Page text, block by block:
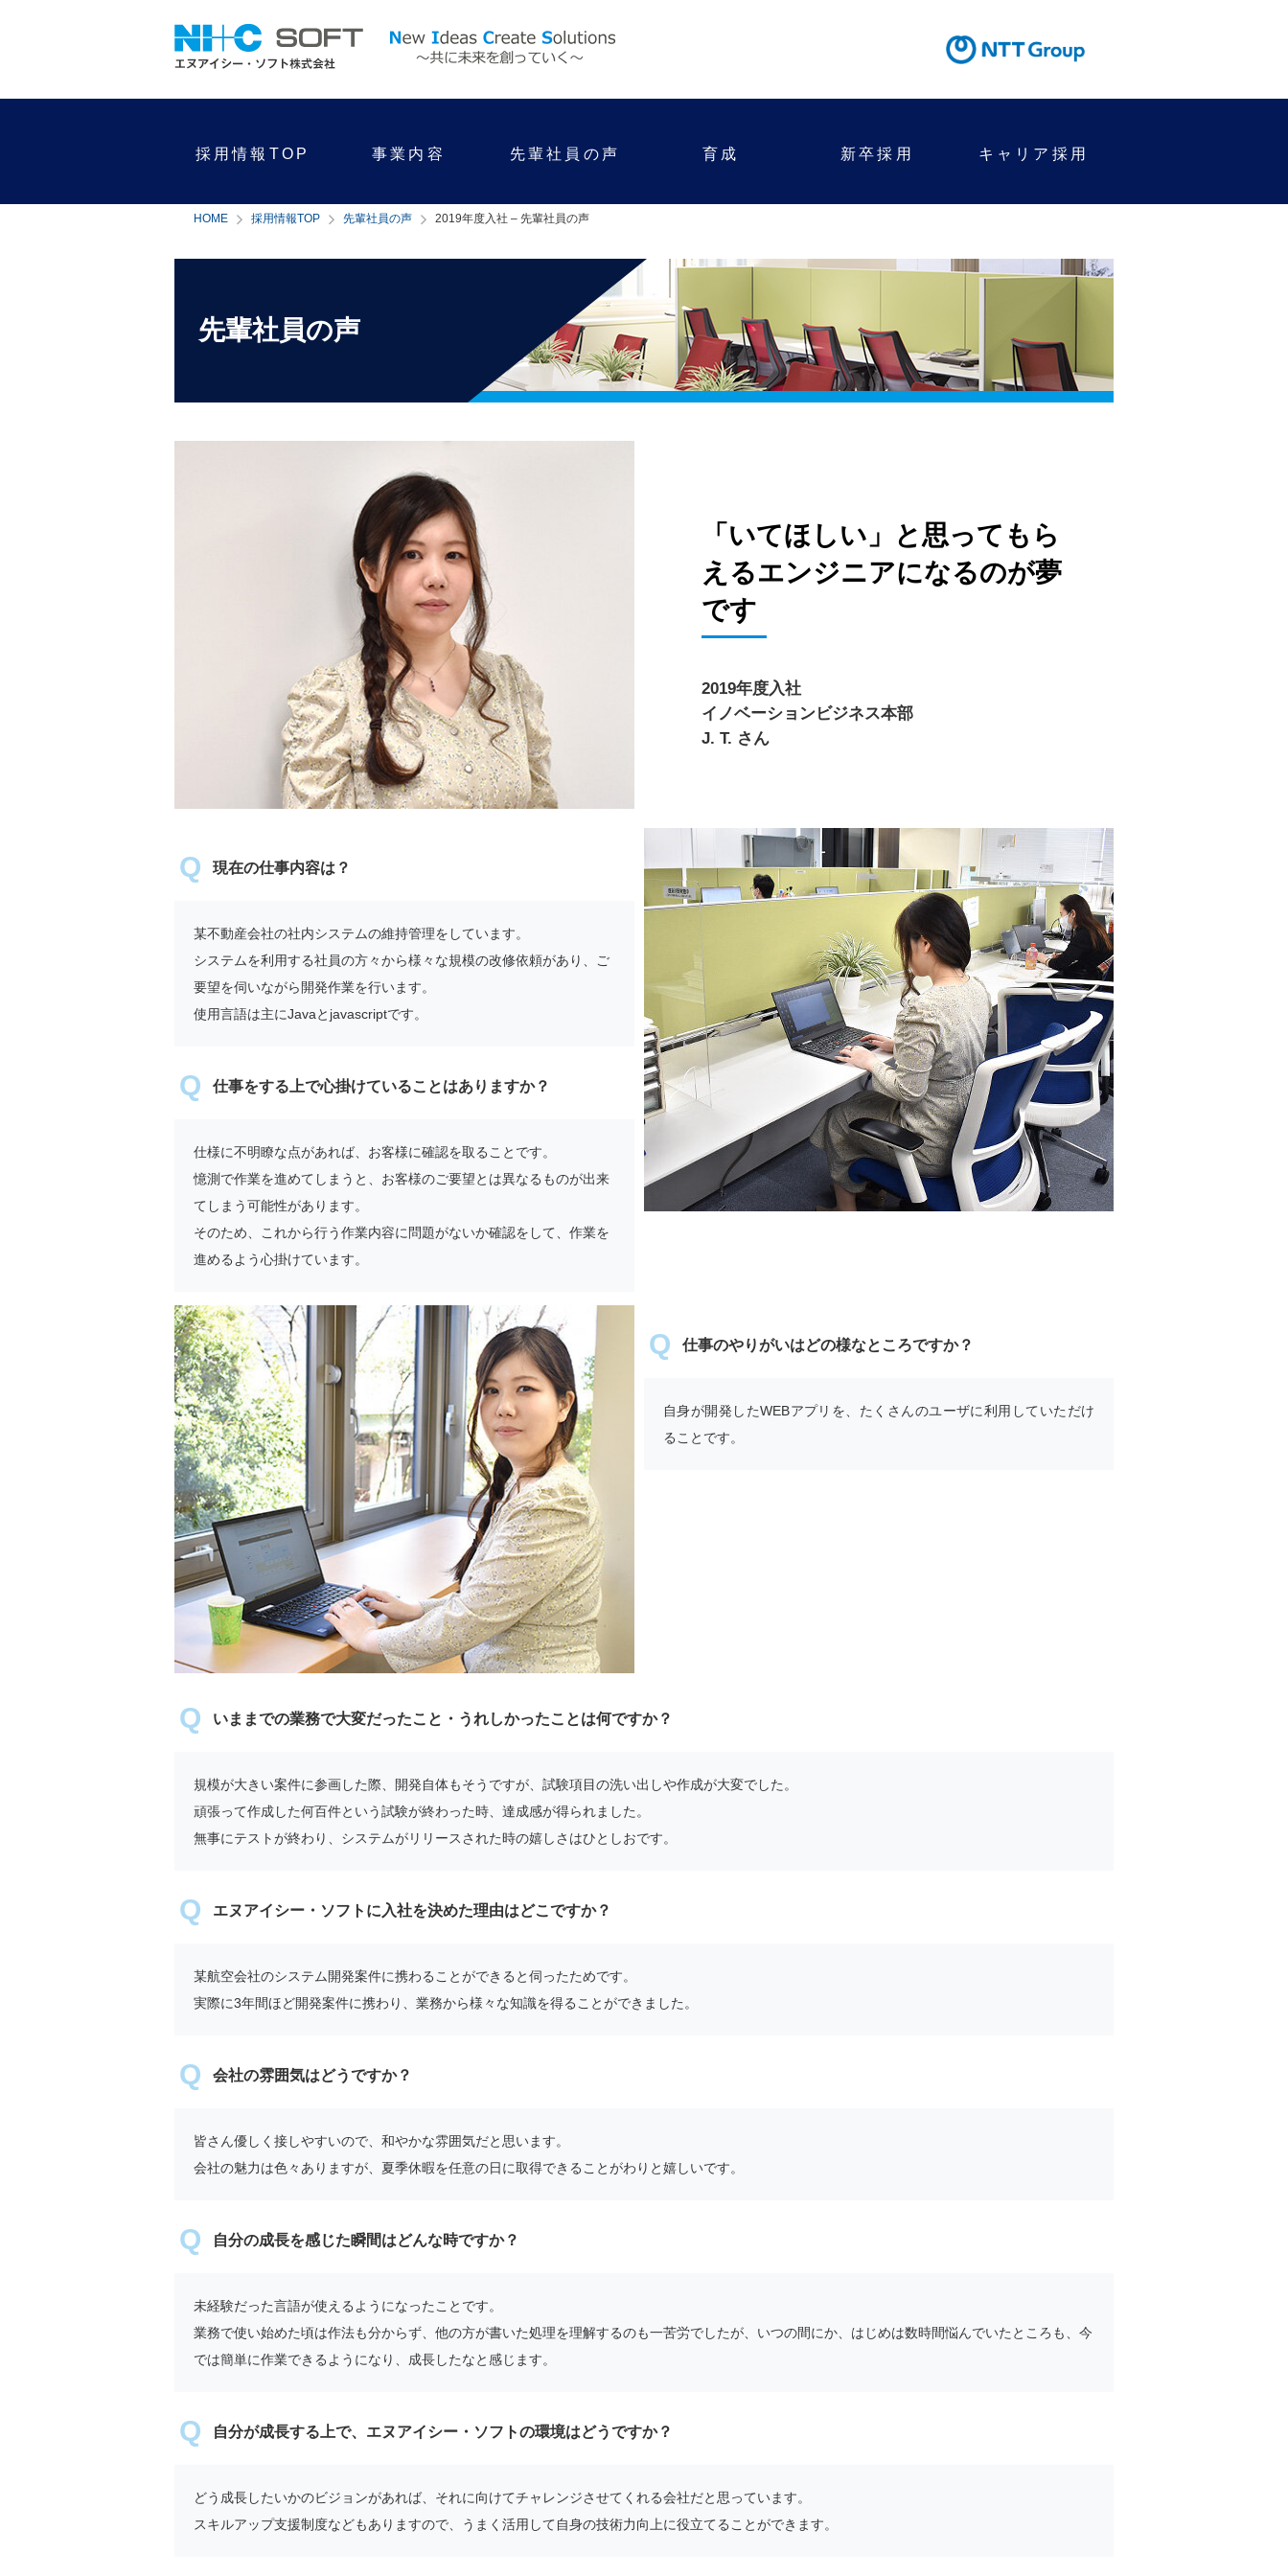
採用情報TOP 事業内容 先輩社員の声 育成 新卒採用 キャリア採用
HOME 採用情報TOP 先輩社員の声 2019年度入社 – 先輩社員の声
先輩社員の声
「いてほしい」と思ってもら
えるエンジニアになるのが夢
です
2019年度入社
イノベーションビジネス本部
J. T. さん
現在の仕事内容は？
某不動産会社の社内システムの維持管理をしています。
システムを利用する社員の方々から様々な規模の改修依頼があり、ご
要望を伺いながら開発作業を行います。
使用言語は主にJavaとjavascriptです。
仕事をする上で心掛けていることはありますか？
仕様に不明瞭な点があれば、お客様に確認を取ることです。
憶測で作業を進めてしまうと、お客様のご要望とは異なるものが出来
てしまう可能性があります。
そのため、これから行う作業内容に問題がないか確認をして、作業を
進めるよう心掛けています。
仕事のやりがいはどの様なところですか？
自身が開発したWEBアプリを、たくさんのユーザに利用していただけ
ることです。
いままでの業務で大変だったこと・うれしかったことは何ですか？
規模が大きい案件に参画した際、開発自体もそうですが、試験項目の洗い出しや作成が大変でした。
頑張って作成した何百件という試験が終わった時、達成感が得られました。
無事にテストが終わり、システムがリリースされた時の嬉しさはひとしおです。
エヌアイシー・ソフトに入社を決めた理由はどこですか？
某航空会社のシステム開発案件に携わることができると伺ったためです。
実際に3年間ほど開発案件に携わり、業務から様々な知識を得ることができました。
会社の雰囲気はどうですか？
皆さん優しく接しやすいので、和やかな雰囲気だと思います。
会社の魅力は色々ありますが、夏季休暇を任意の日に取得できることがわりと嬉しいです。
自分の成長を感じた瞬間はどんな時ですか？
未経験だった言語が使えるようになったことです。
業務で使い始めた頃は作法も分からず、他の方が書いた処理を理解するのも一苦労でしたが、いつの間にか、はじめは数時間悩んでいたところも、今
では簡単に作業できるようになり、成長したなと感じます。
自分が成長する上で、エヌアイシー・ソフトの環境はどうですか？
どう成長したいかのビジョンがあれば、それに向けてチャレンジさせてくれる会社だと思っています。
スキルアップ支援制度などもありますので、うまく活用して自身の技術力向上に役立てることができます。